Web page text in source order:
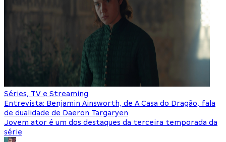
Séries, TV e Streaming
Entrevista: Benjamin Ainsworth, de A Casa do Dragão, fala
de dualidade de Daeron Targaryen
Jovem ator é um dos destaques da terceira temporada da
série